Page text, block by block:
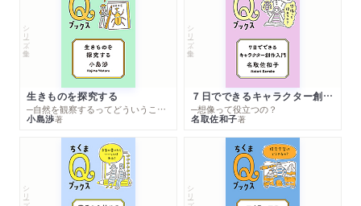
シリーズ・全集
生きものを探究する
─自然を観察するってどういうこと？
小島渉著
シリーズ・全集
７日でできるキャラクター創作入門
─想像って役立つの？
名取佐和子著
シリーズ・全集 シリーズ・全集